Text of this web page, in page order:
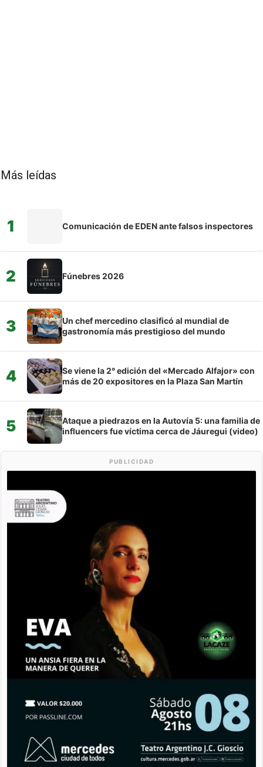
Más leídas
1 Comunicación de EDEN ante falsos inspectores
2 Fúnebres 2026
3
Un chef mercedino clasificó al mundial de
gastronomía más prestigioso del mundo
4
Se viene la 2° edición del «Mercado Alfajor» con
más de 20 expositores en la Plaza San Martín
5
Ataque a piedrazos en la Autovía 5: una familia de
influencers fue víctima cerca de Jáuregui (video)
PUBLICIDAD